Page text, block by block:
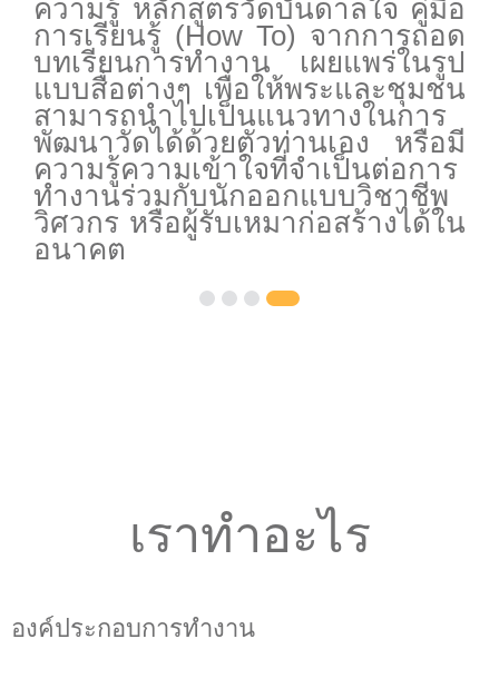
ความรู้ หลักสูตรวัดบันดาลใจ คู่มือ
การเรียนรู้ (How To) จากการถอด
บทเรียนการทำงาน เผยแพร่ในรูป
แบบสื่อต่างๆ เพื่อให้พระและชุมชน
สามารถนำไปเป็นแนวทางในการ
พัฒนาวัดได้ด้วยตัวท่านเอง หรือมี
ความรู้ความเข้าใจที่จำเป็นต่อการ
ทำงานร่วมกับนักออกแบบวิชาชีพ
วิศวกร หรือผู้รับเหมาก่อสร้างได้ใน
อนาคต
เราทำอะไร
องค์ประกอบการทำงาน